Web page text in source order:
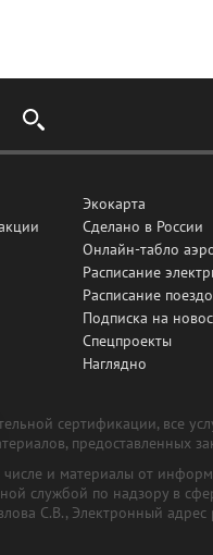
Экокарта
Сделано в России
Онлайн-табло
Расписание
Расписание
Подписка на
Спецпроекты
Наглядно
сертификации, все
предоставленных
и материалы от
службой по надзору в
С.В., Электронный адрес